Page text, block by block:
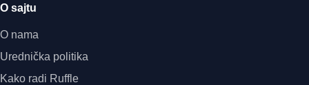
O sajtu
O nama
Urednička politika
Kako radi Ruffle